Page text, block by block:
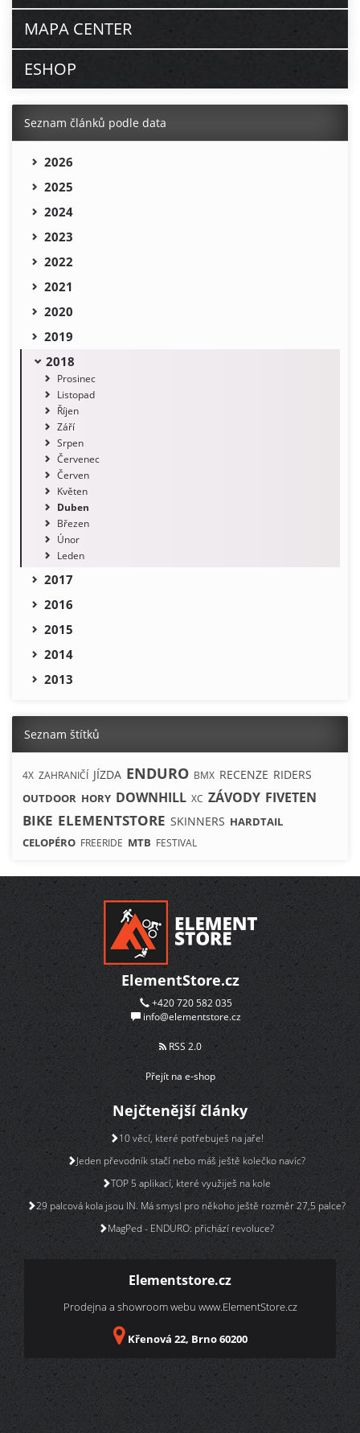
MAPA CENTER
ESHOP
Seznam článků podle data
2026
2025
2024
2023
2022
2021
2020
2019
2018
Prosinec
Listopad
Říjen
Září
Srpen
Červenec
Červen
Květen
Duben
Březen
Únor
Leden
2017
2016
2015
2014
2013
Seznam štítků
4X ZAHRANIČÍ JÍZDA ENDURO BMX RECENZE RIDERS
OUTDOOR HORY DOWNHILL XC ZÁVODY FIVETEN
BIKE ELEMENTSTORE SKINNERS HARDTAIL
CELOPÉRO FREERIDE MTB FESTIVAL
ElementStore.cz
+420 720 582 035
info@elementstore.cz
RSS 2.0
Přejít na e-shop
Nejčtenější články
10 věcí, které potřebuješ na jaře!
Jeden převodník stačí nebo máš ještě kolečko navíc?
TOP 5 aplikací, které využiješ na kole
29 palcová kola jsou IN. Má smysl pro někoho ještě rozměr 27,5 palce?
MagPed - ENDURO: přichází revoluce?
Elementstore.cz
Prodejna a showroom webu www.ElementStore.cz
Křenová 22, Brno 60200